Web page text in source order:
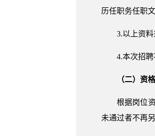
历任职务任职
3.以上资
4.本次招聘
（二）资
根据岗位
未通过者不再另